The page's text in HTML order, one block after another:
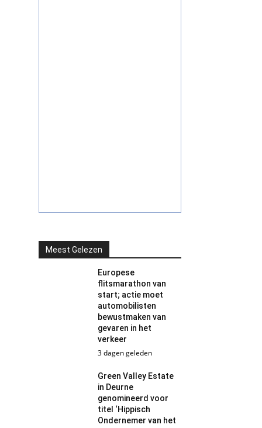
Meest Gelezen
Europese
flitsmarathon van
start; actie moet
automobilisten
bewustmaken van
gevaren in het
verkeer
3 dagen geleden
Green Valley Estate
in Deurne
genomineerd voor
titel ‘Hippisch
Ondernemer van het